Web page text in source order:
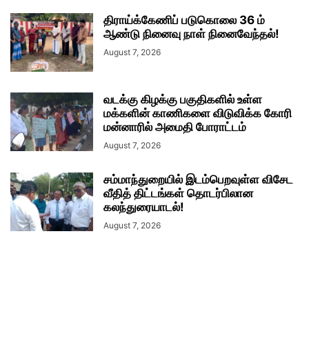
திராய்க்கேணிப் படுகொலை 36 ம்
ஆண்டு நினைவு நாள் நினைவேந்தல்!
August 7, 2026
வடக்கு கிழக்கு பகுதிகளில் உள்ள
மக்களின் காணிகளை விடுவிக்க கோரி
மன்னாரில் அமைதி போராட்டம்
August 7, 2026
சம்மாந்துறையில் இடம்பெறவுள்ள விசேட
வீதித் திட்டங்கள் தொடர்பிலான
கலந்துரையாடல்!
August 7, 2026